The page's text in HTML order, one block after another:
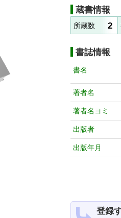
蔵書情報
所蔵数 2
書誌情報
書名
著者名
著者名ヨミ
出版者
出版年月
登録